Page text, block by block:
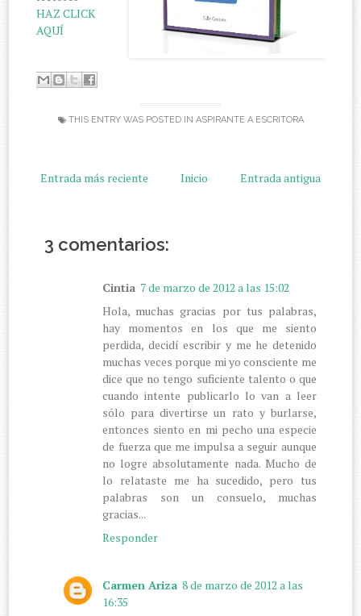
HAZ CLICK
AQUÍ
THIS ENTRY WAS POSTED IN ASPIRANTE A ESCRITORA
Entrada más reciente Entrada antigua
Inicio
3 comentarios:
Cintia 7 de marzo de 2012 a las 15:02
Hola, muchas gracias por tus palabras,
hay momentos en los que me siento
perdida, decidí escribir y me he detenido
muchas veces porque mi yo consciente me
dice que no tengo suficiente talento o que
cuando intente publicarlo lo van a leer
sólo para divertirse un rato y burlarse,
entonces siento en mi pecho una especie
de fuerza que me impulsa a seguir aunque
no logre absolutamente nada. Mucho de
lo relataste me ha sucedido, pero tus
palabras son un consuelo, muchas
gracias...
Responder
Carmen Ariza 8 de marzo de 2012 a las
16:35